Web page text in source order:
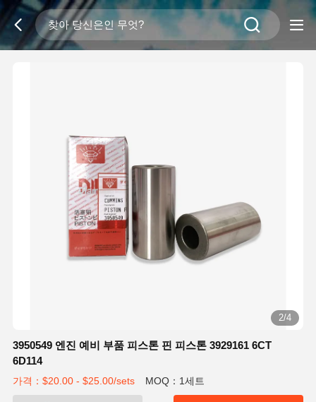
2/4
3950549 엔진 예비 부품 피스톤 핀 피스톤 3929161 6CT
6D114
가격：$20.00 - $25.00/sets MOQ：1세트